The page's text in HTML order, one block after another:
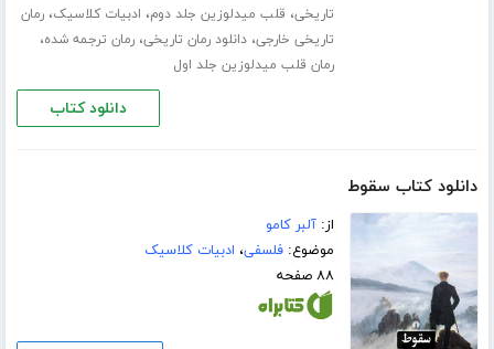
تاریخی، قلب میدلوزین جلد دوم، ادبیات کلاسیک،رمان
تاریخی خارجی،دانلود رمان تاریخی،رمان ترجمه شده،
رمان قلب میدلوزین جلد اول
دانلود کتاب
دانلود کتاب سقوط
از:آلبر کامو
موضوع:فلسفی، ادبیات کلاسیک
۸۸ صفحه